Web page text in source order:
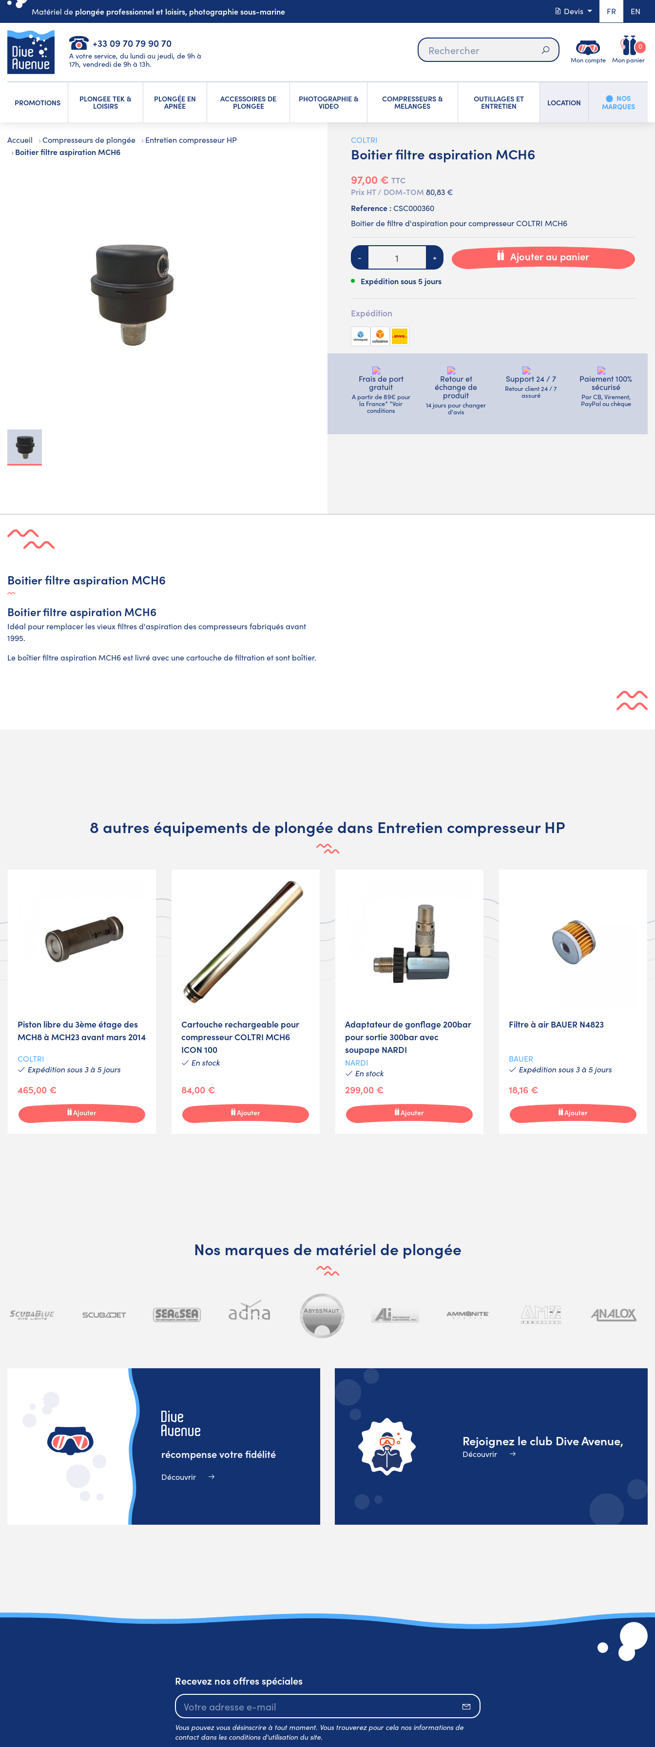
Matériel de plongée professionnel et loisirs, photographie sous-marine Devis FR EN
+33 09 70 79 90 70
A votre service, du lundi au jeudi, de 9h à
17h, vendredi de 9h à 13h.
Rechercher
Mon compte Mon panier
0
PROMOTIONS PLONGEE TEK &
LOISIRS
PLONGÉE EN
APNÉE
ACCESSOIRES DE
PLONGEE
PHOTOGRAPHIE &
VIDEO
COMPRESSEURS &
MELANGES
OUTILLAGES ET
ENTRETIEN LOCATION
NOS
MARQUES
Accueil Compresseurs de plongée Entretien compresseur HP
Boitier filtre aspiration MCH6
COLTRI
Boitier filtre aspiration MCH6
97,00 € TTC
Prix HT / DOM-TOM 80,83 €
Reference :CSC000360
Boitier de filtre d'aspiration pour compresseur COLTRI MCH6
Quantité
- + Ajouter au panier
Expédition sous 5 jours
Expédition
Frais de port
gratuit
A partir de 89€ pour
la France* *Voir
conditions
Retour et
échange de
produit
14 jours pour changer
d'avis
Support 24 / 7
Retour client 24 / 7
assuré
Paiement 100%
sécurisé
Par CB, Virement,
PayPal ou chèque
Boitier filtre aspiration MCH6
Boitier filtre aspiration MCH6
Idéal pour remplacer les vieux filtres d'aspiration des compresseurs fabriqués avant
1995.
Le boîtier filtre aspiration MCH6 est livré avec une cartouche de filtration et sont boîtier.
8 autres équipements de plongée dans Entretien compresseur HP
Piston libre du 3ème étage des
MCH8 à MCH23 avant mars 2014
COLTRI
Expédition sous 3 à 5 jours
465,00 €
Ajouter
Cartouche rechargeable pour
compresseur COLTRI MCH6
ICON 100
En stock
84,00 €
Ajouter
Adaptateur de gonflage 200bar
pour sortie 300bar avec
soupape NARDI
NARDI
En stock
299,00 €
Ajouter
Filtre à air BAUER N4823
BAUER
Expédition sous 3 à 5 jours
18,16 €
Ajouter
Nos marques de matériel de plongée
récompense votre fidélité
Découvrir
Rejoignez le club Dive Avenue,
Découvrir
Recevez nos offres spéciales
S’abonner
Vous pouvez vous désinscrire à tout moment. Vous trouverez pour cela nos informations de
contact dans les conditions d'utilisation du site.